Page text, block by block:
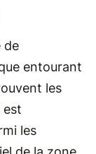
de
entourant
les
est
les